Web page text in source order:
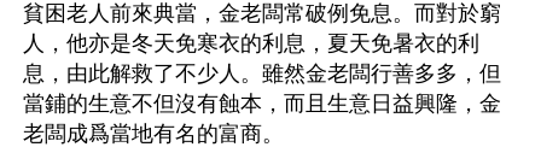
貧困老人前來典當，金老闆常破例免息。而對於窮
人，他亦是冬天免寒衣的利息，夏天免暑衣的利
息，由此解救了不少人。雖然金老闆行善多多，但
當鋪的生意不但沒有蝕本，而且生意日益興隆，金
老闆成爲當地有名的富商。